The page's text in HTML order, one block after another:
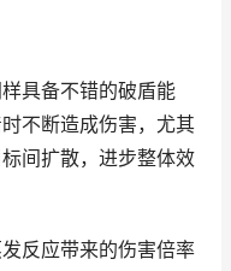
具备不错的破盾能
不断造成伤害，尤其
间扩散，进步整体效
反应带来的伤害倍率